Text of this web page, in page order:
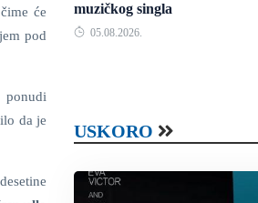
će
pod
ponudi
da je
muzičkog singla
05.08.2026.
USKORO